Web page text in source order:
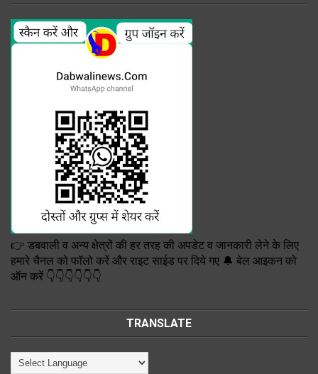
👉 डबवाली व अन्य क्षेत्रों की हर तरह की अपडेट व जानकारी लेने के लिए
हमारे चैनल को फॉलो करें और राइट साईड पर दिये गए 🔔 बेल आइकन को
ऑन करें 👇👇👇👇👇👇
TRANSLATE